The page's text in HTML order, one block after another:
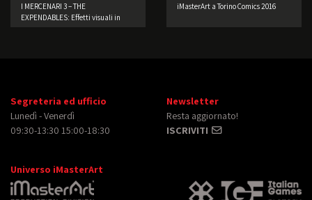
I MERCENARI 3 – THE
EXPENDABLES: Effetti visuali in
iMasterArt a Torino Comics 2016
Segreteria ed ufficio
Lunedì - Venerdì
09:30-13:30 15:00-18:30
Newsletter
Resta aggiornato!
ISCRIVITI
Universo iMasterArt